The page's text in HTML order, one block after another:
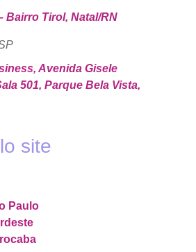
Bairro Tirol, Natal/RN
Avenida Gisele
501, Parque Bela Vista,
site
Paulo